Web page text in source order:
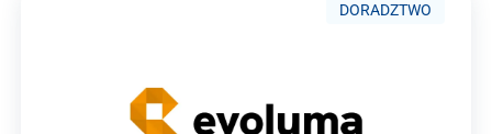
DORADZTWO